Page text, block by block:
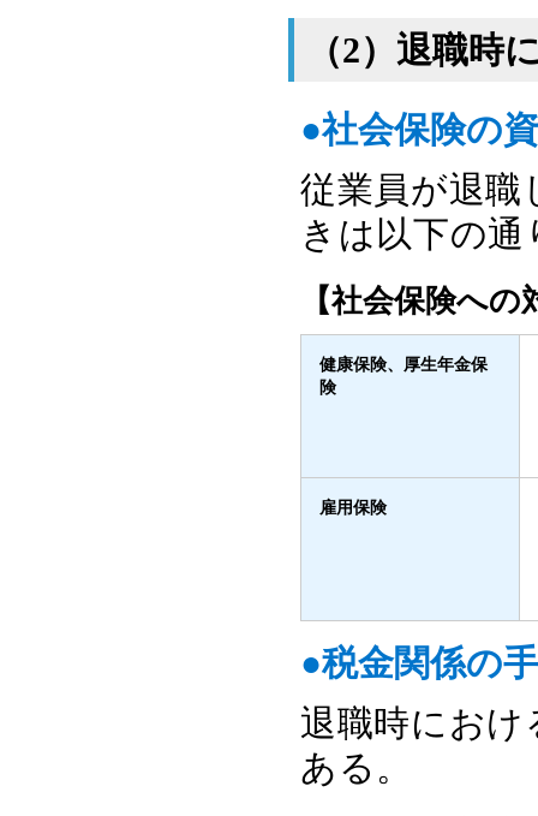
（2）退職時
●社会保険の
従業員が退職
きは以下の
【社会保険への
健康保険、厚生年金保
険
雇用保険
●税金関係の
退職時におけ
ある。